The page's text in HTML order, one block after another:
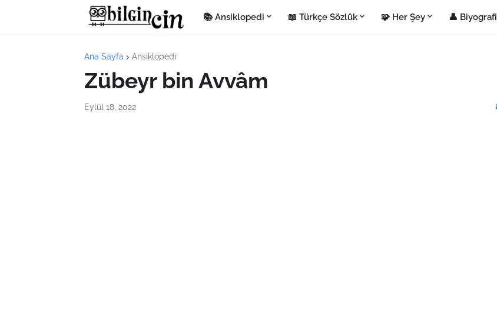
📚 Ansiklopedi 📖 Türkçe Sözlük 🧩 Her Şey 👤 Biyografi
Ana Sayfa Ansiklopedi
Zübeyr bin Avvâm
Eylül 18, 2022